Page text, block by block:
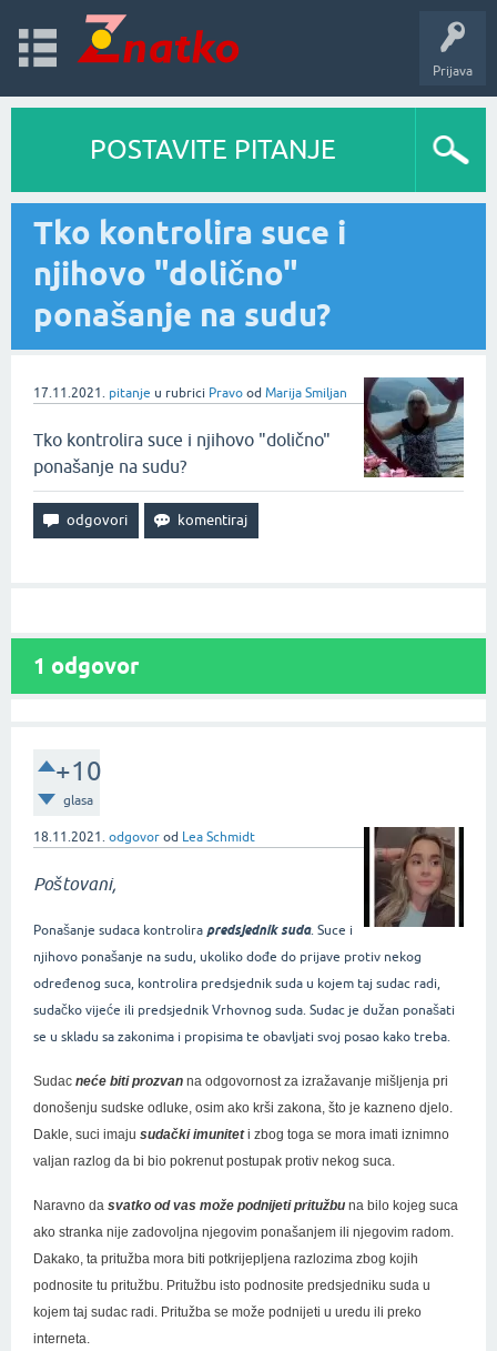
Prijava
POSTAVITE PITANJE
Tko kontrolira suce i
njihovo "dolično"
ponašanje na sudu?
17.11.2021. pitanje u rubrici Pravo od Marija Smiljan
Tko kontrolira suce i njihovo "dolično"
ponašanje na sudu?
1 odgovor
+10
glasa
18.11.2021. odgovor od Lea Schmidt
Poštovani,
Ponašanje sudaca kontrolira predsjednik suda. Suce i
njihovo ponašanje na sudu, ukoliko dođe do prijave protiv nekog
određenog suca, kontrolira predsjednik suda u kojem taj sudac radi,
sudačko vijeće ili predsjednik Vrhovnog suda. Sudac je dužan ponašati
se u skladu sa zakonima i propisima te obavljati svoj posao kako treba.
Sudac neće biti prozvan na odgovornost za izražavanje mišljenja pri
donošenju sudske odluke, osim ako krši zakona, što je kazneno djelo.
Dakle, suci imaju sudački imuniteti zbog toga se mora imati iznimno
valjan razlog da bi bio pokrenut postupak protiv nekog suca.
Naravno da svatko od vas može podnijeti pritužbu na bilo kojeg suca
ako stranka nije zadovoljna njegovim ponašanjem ili njegovim radom.
Dakako, ta pritužba mora biti potkrijepljena razlozima zbog kojih
podnosite tu pritužbu. Pritužbu isto podnosite predsjedniku suda u
kojem taj sudac radi. Pritužba se može podnijeti u uredu ili preko
interneta.